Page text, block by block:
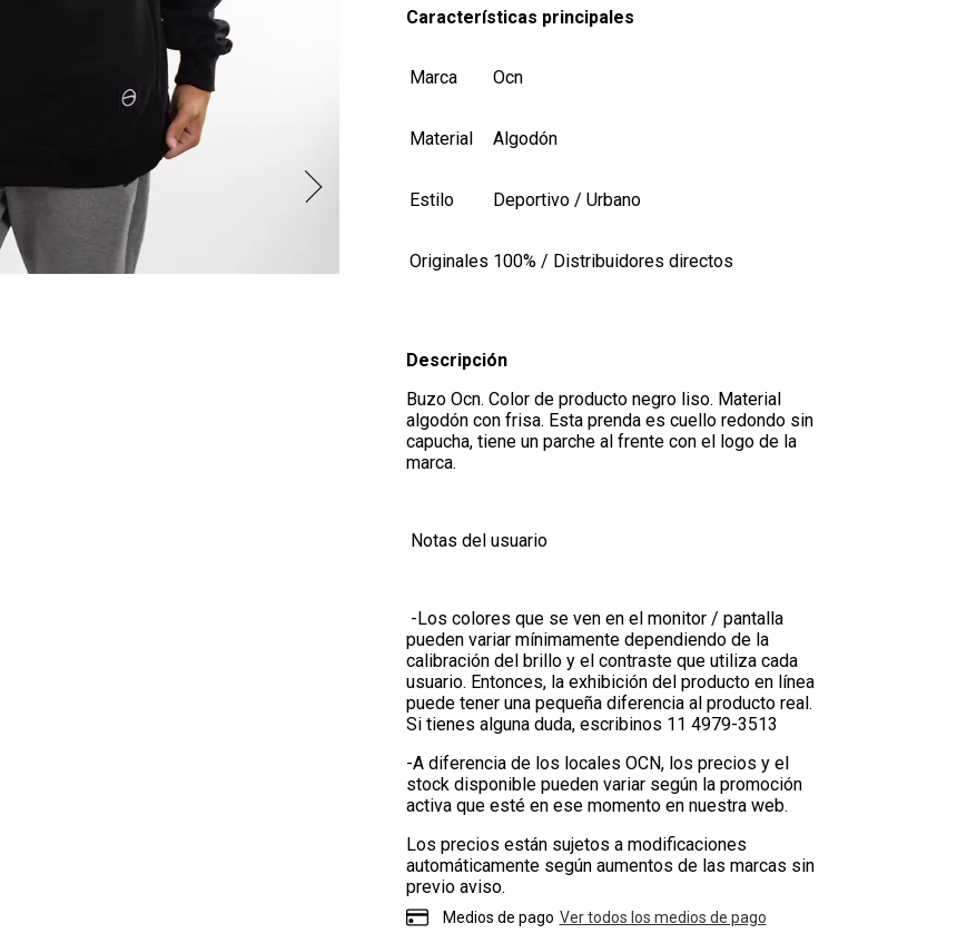
Características principales
Marca Ocn
Material Algodón
Estilo Deportivo / Urbano
Originales 100% / Distribuidores directos
Descripción
Buzo Ocn. Color de producto negro liso. Material
algodón con frisa. Esta prenda es cuello redondo sin
capucha, tiene un parche al frente con el logo de la
marca.
Notas del usuario
-Los colores que se ven en el monitor / pantalla
pueden variar mínimamente dependiendo de la
calibración del brillo y el contraste que utiliza cada
usuario. Entonces, la exhibición del producto en línea
puede tener una pequeña diferencia al producto real.
Si tienes alguna duda, escribinos 11 4979-3513
-A diferencia de los locales OCN, los precios y el
stock disponible pueden variar según la promoción
activa que esté en ese momento en nuestra web.
Los precios están sujetos a modificaciones
automáticamente según aumentos de las marcas sin
previo aviso.
Medios de pago Ver todos los medios de pago